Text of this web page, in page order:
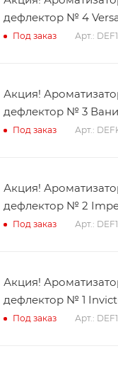
дефлектор № 4
Под заказ Арт.:
Акция!
дефлектор № 3
Под заказ Арт.:
Акция!
дефлектор № 2
Под заказ Арт.:
Акция!
дефлектор № 1
Под заказ Арт.: